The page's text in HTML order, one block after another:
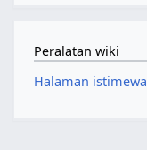
Peralatan wiki
Halaman istimewa